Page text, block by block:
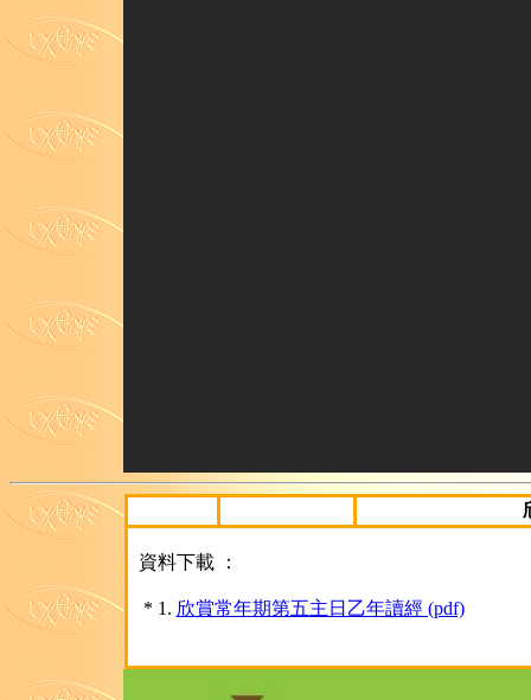
資料下載 ：
* 1. 欣賞常年期第五主日乙年讀經 (pdf)